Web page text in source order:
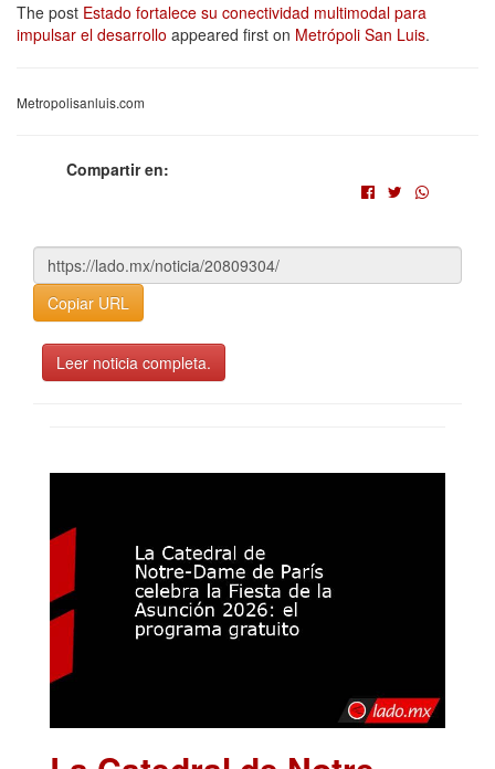
The post Estado fortalece su conectividad multimodal para
impulsar el desarrollo appeared first on Metrópoli San Luis.
Metropolisanluis.com
Compartir en:
Copiar URL
Leer noticia completa.